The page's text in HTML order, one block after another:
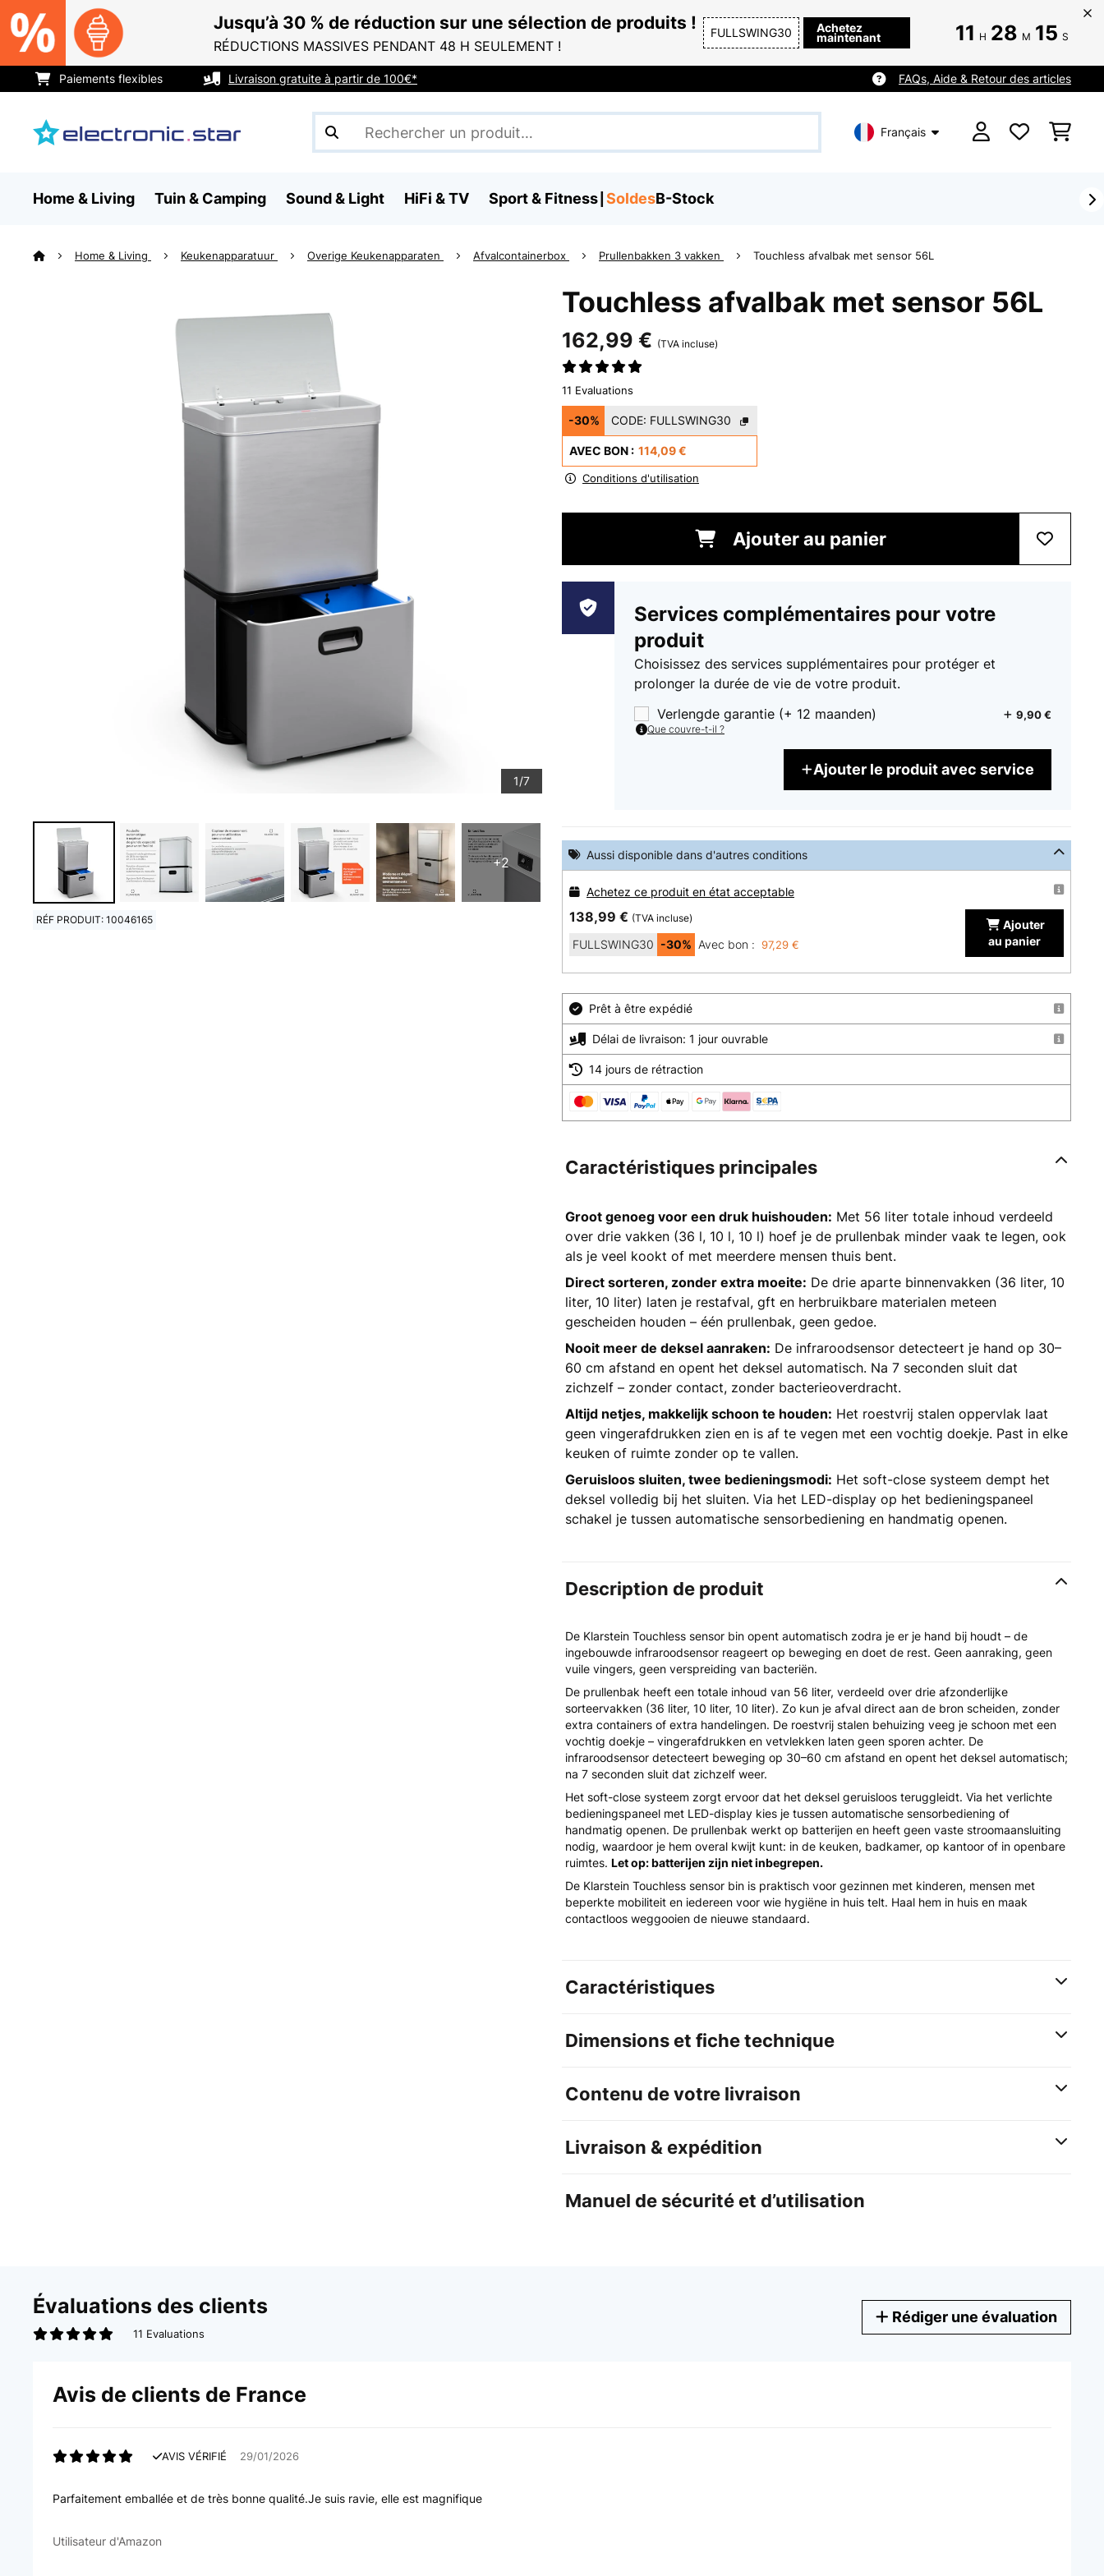
Jusqu’à 30 % de réduction sur une sélection de produits !
RÉDUCTIONS MASSIVES PENDANT 48 H SEULEMENT !
FULLSWING30 Achetez
maintenant 11 H 28 M 14 S
Paiements flexibles Livraison gratuite à partir de 100€* FAQs, Aide & Retour des articles
Français
Home & Living Tuin & Camping Sound & Light HiFi & TV Sport & Fitness SoldesB-Stock
Home & Living Keukenapparatuur Overige Keukenapparaten Afvalcontainerbox Prullenbakken 3 vakken Touchless afvalbak met sensor 56L
1/7
+2
RÉF PRODUIT: 10046165
Touchless afvalbak met sensor 56L
162,99 € (TVA incluse)
11 Evaluations
-30% CODE: FULLSWING30
AVEC BON : 114,09 €
Conditions d'utilisation
Ajouter au panier
Services complémentaires pour votre
produit
Choisissez des services supplémentaires pour protéger et
prolonger la durée de vie de votre produit.
Verlengde garantie (+ 12 maanden)
9,90 €
Que couvre-t-il ?
Ajouter le produit avec service
Aussi disponible dans d'autres conditions
Achetez ce produit en état acceptable
138,99 € (TVA incluse)
FULLSWING30 -30% Avec bon : 97,29 €
Ajouter
au panier
Prêt à être expédié
Délai de livraison: 1 jour ouvrable
14 jours de rétraction
Caractéristiques principales
Groot genoeg voor een druk huishouden: Met 56 liter totale inhoud verdeeld
over drie vakken (36 l, 10 l, 10 l) hoef je de prullenbak minder vaak te legen, ook
als je veel kookt of met meerdere mensen thuis bent.
Direct sorteren, zonder extra moeite: De drie aparte binnenvakken (36 liter, 10
liter, 10 liter) laten je restafval, gft en herbruikbare materialen meteen
gescheiden houden – één prullenbak, geen gedoe.
Nooit meer de deksel aanraken: De infraroodsensor detecteert je hand op 30–
60 cm afstand en opent het deksel automatisch. Na 7 seconden sluit dat
zichzelf – zonder contact, zonder bacterieoverdracht.
Altijd netjes, makkelijk schoon te houden: Het roestvrij stalen oppervlak laat
geen vingerafdrukken zien en is af te vegen met een vochtig doekje. Past in elke
keuken of ruimte zonder op te vallen.
Geruisloos sluiten, twee bedieningsmodi: Het soft-close systeem dempt het
deksel volledig bij het sluiten. Via het LED-display op het bedieningspaneel
schakel je tussen automatische sensorbediening en handmatig openen.
Description de produit
De Klarstein Touchless sensor bin opent automatisch zodra je er je hand bij houdt – de
ingebouwde infraroodsensor reageert op beweging en doet de rest. Geen aanraking, geen
vuile vingers, geen verspreiding van bacteriën.
De prullenbak heeft een totale inhoud van 56 liter, verdeeld over drie afzonderlijke
sorteervakken (36 liter, 10 liter, 10 liter). Zo kun je afval direct aan de bron scheiden, zonder
extra containers of extra handelingen. De roestvrij stalen behuizing veeg je schoon met een
vochtig doekje – vingerafdrukken en vetvlekken laten geen sporen achter. De
infraroodsensor detecteert beweging op 30–60 cm afstand en opent het deksel automatisch;
na 7 seconden sluit dat zichzelf weer.
Het soft-close systeem zorgt ervoor dat het deksel geruisloos teruggleidt. Via het verlichte
bedieningspaneel met LED-display kies je tussen automatische sensorbediening of
handmatig openen. De prullenbak werkt op batterijen en heeft geen vaste stroomaansluiting
nodig, waardoor je hem overal kwijt kunt: in de keuken, badkamer, op kantoor of in openbare
ruimtes. Let op: batterijen zijn niet inbegrepen.
De Klarstein Touchless sensor bin is praktisch voor gezinnen met kinderen, mensen met
beperkte mobiliteit en iedereen voor wie hygiëne in huis telt. Haal hem in huis en maak
contactloos weggooien de nieuwe standaard.
Caractéristiques
Dimensions et fiche technique
Contenu de votre livraison
Livraison & expédition
Manuel de sécurité et d’utilisation
Évaluations des clients
11 Evaluations
Rédiger une évaluation
Avis de clients de France
AVIS VÉRIFIÉ 29/01/2026
Parfaitement emballée et de très bonne qualité.Je suis ravie, elle est magnifique
Utilisateur d'Amazon